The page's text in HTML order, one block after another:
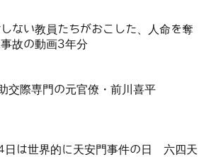
ない教員たちがおこした、人命を奪
事故の動画3年分
交際専門の元官僚・前川喜平
日は世界的に天安門事件の日 六四天